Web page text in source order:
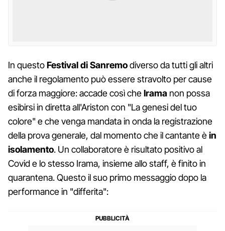
In questoFestival di Sanremodiverso da tutti gli altri
anche il regolamento può essere stravolto per cause
di forza maggiore: accade così cheIrama non possa
esibirsi in diretta all'Ariston con "La genesi del tuo
colore" e che venga mandata in onda la registrazione
della prova generale, dal momento che il cantante èin
isolamento. Un collaboratore è risultato positivo al
Covid e lo stesso Irama, insieme allo staff, è finito in
quarantena. Questo il suo primo messaggio dopo la
performance in "differita":